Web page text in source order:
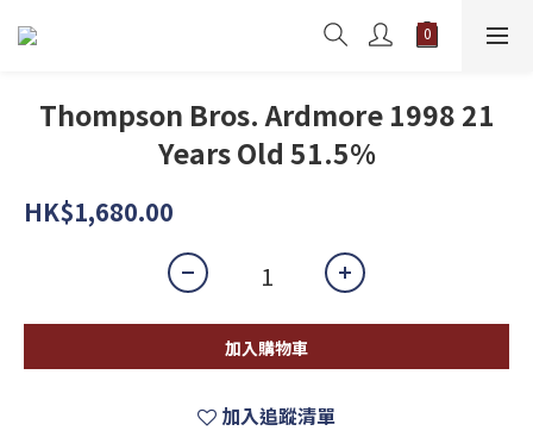
Thompson Bros. Ardmore 1998 21
Years Old 51.5%
HK$1,680.00
加入購物車
加入追蹤清單